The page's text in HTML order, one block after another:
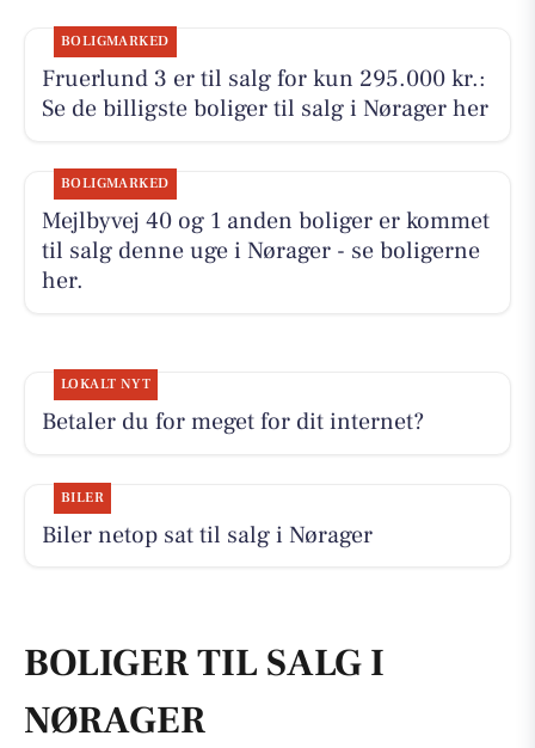
BOLIGMARKED
Fruerlund 3 er til salg for kun 295.000 kr.:
Se de billigste boliger til salg i Nørager her
BOLIGMARKED
Mejlbyvej 40 og 1 anden boliger er kommet
til salg denne uge i Nørager - se boligerne
her.
LOKALT NYT
Betaler du for meget for dit internet?
BILER
Biler netop sat til salg i Nørager
BOLIGER TIL SALG I
NØRAGER